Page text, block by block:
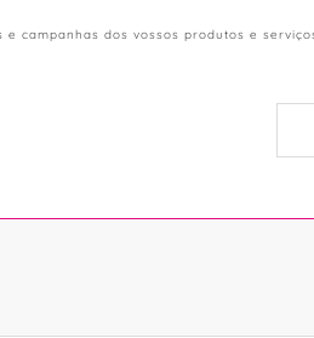
e campanhas dos vossos produtos e